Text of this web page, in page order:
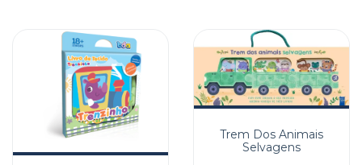
Trem Dos Animais
Selvagens